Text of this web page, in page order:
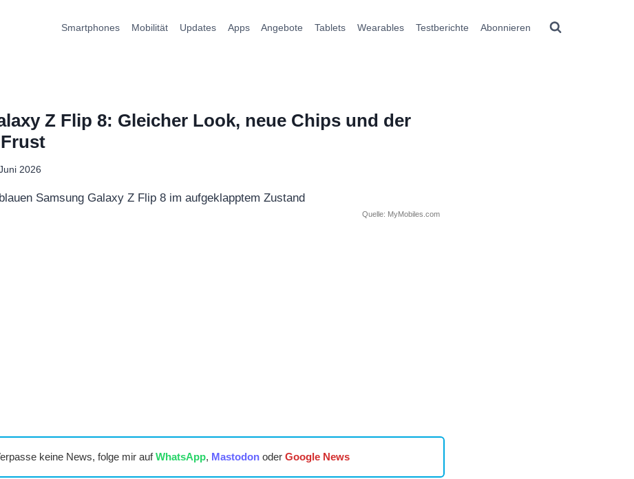
Smartphones Mobilität Updates Apps Angebote Tablets Wearables Testberichte Abonnieren
Z Flip 8: Gleicher Look, neue Chips und der
2026
Quelle: MyMobiles.com
keine News, folge mir aufWhatsApp, Mastodonoder Google News